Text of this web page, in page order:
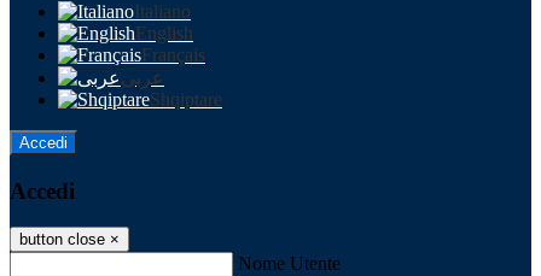
Italiano
English
Français
عربى
Shqiptare
Accedi
Accedi
button close ×
Nome Utente